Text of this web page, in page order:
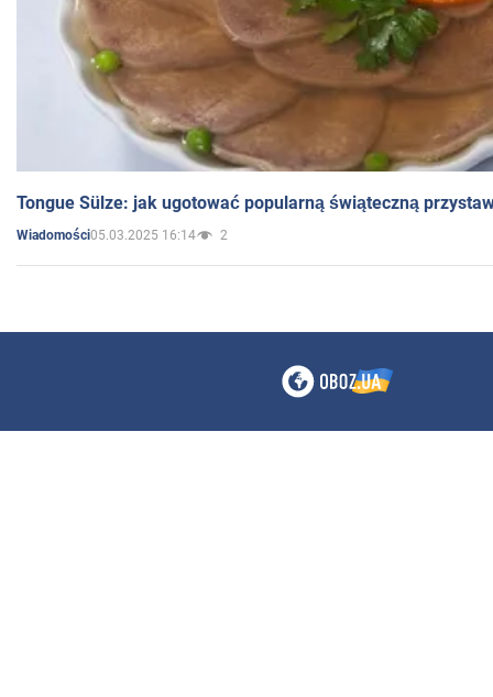
Tongue Sülze: jak ugotować popularną świąteczną
Wiadomości05.03.2025 16:14 2